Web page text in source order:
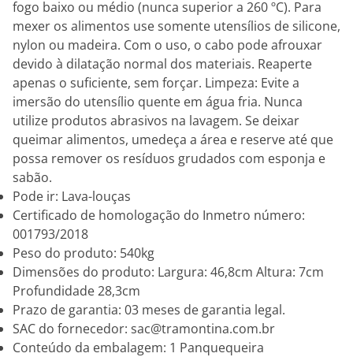
fogo baixo ou médio (nunca superior a 260 ºC). Para
mexer os alimentos use somente utensílios de silicone,
nylon ou madeira. Com o uso, o cabo pode afrouxar
devido à dilatação normal dos materiais. Reaperte
apenas o suficiente, sem forçar. Limpeza: Evite a
imersão do utensílio quente em água fria. Nunca
utilize produtos abrasivos na lavagem. Se deixar
queimar alimentos, umedeça a área e reserve até que
possa remover os resíduos grudados com esponja e
sabão.
Pode ir: Lava-louças
Certificado de homologação do Inmetro número:
001793/2018
Peso do produto: 540kg
Dimensões do produto: Largura: 46,8cm Altura: 7cm
Profundidade 28,3cm
Prazo de garantia: 03 meses de garantia legal.
SAC do fornecedor: sac@tramontina.com.br
Conteúdo da embalagem: 1 Panquequeira